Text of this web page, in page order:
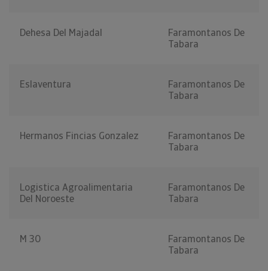
Dehesa Del Majadal
Faramontanos De
Tabara
Eslaventura
Faramontanos De
Tabara
Hermanos Fincias Gonzalez
Faramontanos De
Tabara
Logistica Agroalimentaria
Del Noroeste
Faramontanos De
Tabara
M 30
Faramontanos De
Tabara